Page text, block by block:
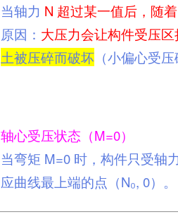
当轴力 N 超过某一值后，随
原因： 大压力会让构件受压区
土被压碎而破坏 （小偏心受
轴心受压状态（M=0）
当弯矩 M=0 时，构件只受轴
应曲线最上端的点（N₀, 0）。